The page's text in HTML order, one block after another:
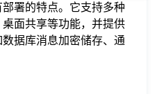
署的特点。它支持多种
面共享等功能，并提供
据库消息加密储存、通